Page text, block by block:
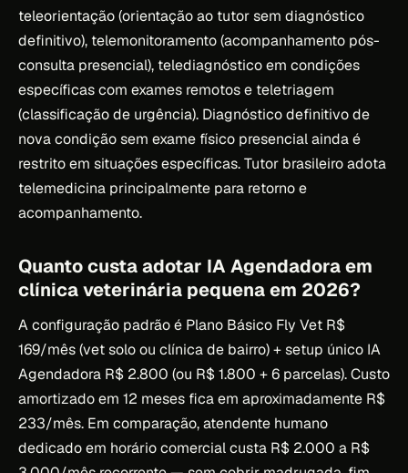
teleorientação (orientação ao tutor sem diagnóstico
definitivo), telemonitoramento (acompanhamento pós-
consulta presencial), telediagnóstico em condições
específicas com exames remotos e teletriagem
(classificação de urgência). Diagnóstico definitivo de
nova condição sem exame físico presencial ainda é
restrito em situações específicas. Tutor brasileiro adota
telemedicina principalmente para retorno e
acompanhamento.
Quanto custa adotar IA Agendadora em
clínica veterinária pequena em 2026?
A configuração padrão é Plano Básico Fly Vet R$
169/mês (vet solo ou clínica de bairro) + setup único IA
Agendadora R$ 2.800 (ou R$ 1.800 + 6 parcelas). Custo
amortizado em 12 meses fica em aproximadamente R$
233/mês. Em comparação, atendente humano
dedicado em horário comercial custa R$ 2.000 a R$